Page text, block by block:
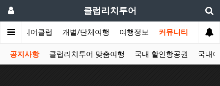
클럽리치투어
시니어클럽 개별/단체여행 여행정보 커뮤니티
공지사항 클럽리치투어 맞춤여행 국내 할인항공권 국내